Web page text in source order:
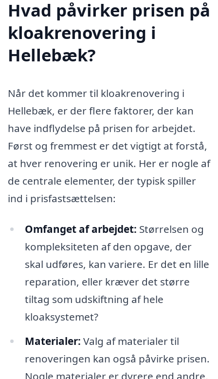
Hvad påvirker prisen på
kloakrenovering i
Hellebæk?
Når det kommer til kloakrenovering i
Hellebæk, er der flere faktorer, der kan
have indflydelse på prisen for arbejdet.
Først og fremmest er det vigtigt at forstå,
at hver renovering er unik. Her er nogle af
de centrale elementer, der typisk spiller
ind i prisfastsættelsen:
Omfanget af arbejdet: Størrelsen og
kompleksiteten af den opgave, der
skal udføres, kan variere. Er det en lille
reparation, eller kræver det større
tiltag som udskiftning af hele
kloaksystemet?
Materialer: Valg af materialer til
renoveringen kan også påvirke prisen.
Nogle materialer er dyrere end andre,